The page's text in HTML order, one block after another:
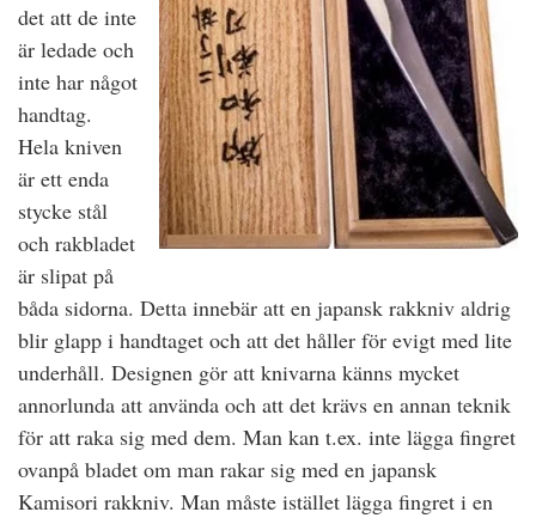
det att de inte
är ledade och
inte har något
handtag.
Hela kniven
är ett enda
stycke stål
och rakbladet
är slipat på
båda sidorna. Detta innebär att en japansk rakkniv aldrig
blir glapp i handtaget och att det håller för evigt med lite
underhåll. Designen gör att knivarna känns mycket
annorlunda att använda och att det krävs en annan teknik
för att raka sig med dem. Man kan t.ex. inte lägga fingret
ovanpå bladet om man rakar sig med en japansk
Kamisori rakkniv. Man måste istället lägga fingret i en